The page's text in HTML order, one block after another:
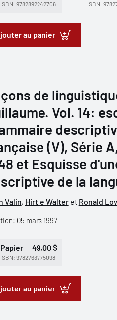
ISBN: 9782892242706 ISBN:
au panier
de
Vol. 14:
(V), Série
et Esquisse
de la
Valin, Hirtle Walteret Ronald
05 mars 1997
Papier 49,00 $
ISBN: 9782763775098
au panier